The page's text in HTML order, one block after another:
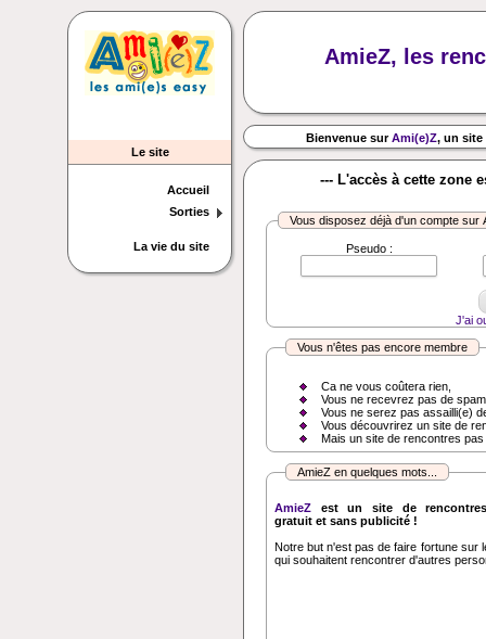
Le site
Accueil
Sorties
La vie du site
AmieZ, les
Bienvenue surAmi(e)Z, un site
--- L'accès à cette zone
Vous disposez déjà d'un compte sur
Pseudo :
J'ai
Vous n'êtes pas encore membre
Ca ne vous coûtera rien,
Vous ne recevrez pas de
Vous ne serez pas assailli(e)
Vous découvrirez un site de
Mais un site de rencontres
AmieZ en quelques mots...
AmieZ est un site de
gratuit et sans publicité !
Notre but n'est pas de faire fortune sur
qui souhaitent rencontrer d'autres